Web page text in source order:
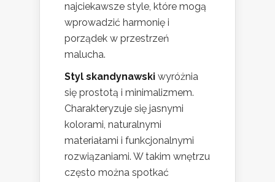
najciekawsze style, które mogą
wprowadzić harmonię i
porządek w przestrzeń
malucha.
Styl skandynawski wyróżnia
się prostotą i minimalizmem.
Charakteryzuje się jasnymi
kolorami, naturalnymi
materiałami i funkcjonalnymi
rozwiązaniami. W takim wnętrzu
często można spotkać